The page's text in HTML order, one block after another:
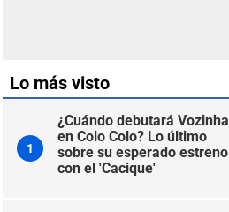
Lo más visto
1
¿Cuándo debutará Vozinha
en Colo Colo? Lo último
sobre su esperado estreno
con el 'Cacique'